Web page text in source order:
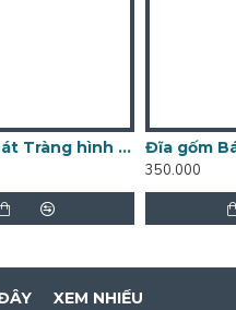
Đĩa gốm Bát Tràng hình Hồ Gươm D29 - Quà lưu niệm Hà Nội
350.000
XEM NHIỀU